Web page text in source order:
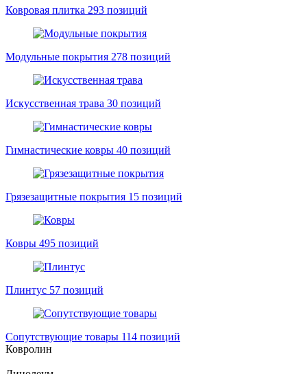
Ковровая плитка 293 позиций
Модульные покрытия 278 позиций
Искусственная трава 30 позиций
Гимнастические ковры 40 позиций
Грязезащитные покрытия 15 позиций
Ковры 495 позиций
Плинтус 57 позиций
Сопутствующие товары 114 позиций
Ковролин